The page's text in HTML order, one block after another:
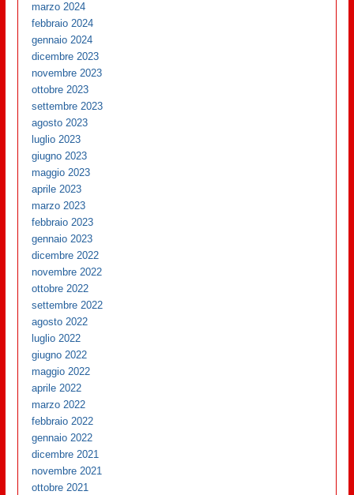
marzo 2024
febbraio 2024
gennaio 2024
dicembre 2023
novembre 2023
ottobre 2023
settembre 2023
agosto 2023
luglio 2023
giugno 2023
maggio 2023
aprile 2023
marzo 2023
febbraio 2023
gennaio 2023
dicembre 2022
novembre 2022
ottobre 2022
settembre 2022
agosto 2022
luglio 2022
giugno 2022
maggio 2022
aprile 2022
marzo 2022
febbraio 2022
gennaio 2022
dicembre 2021
novembre 2021
ottobre 2021